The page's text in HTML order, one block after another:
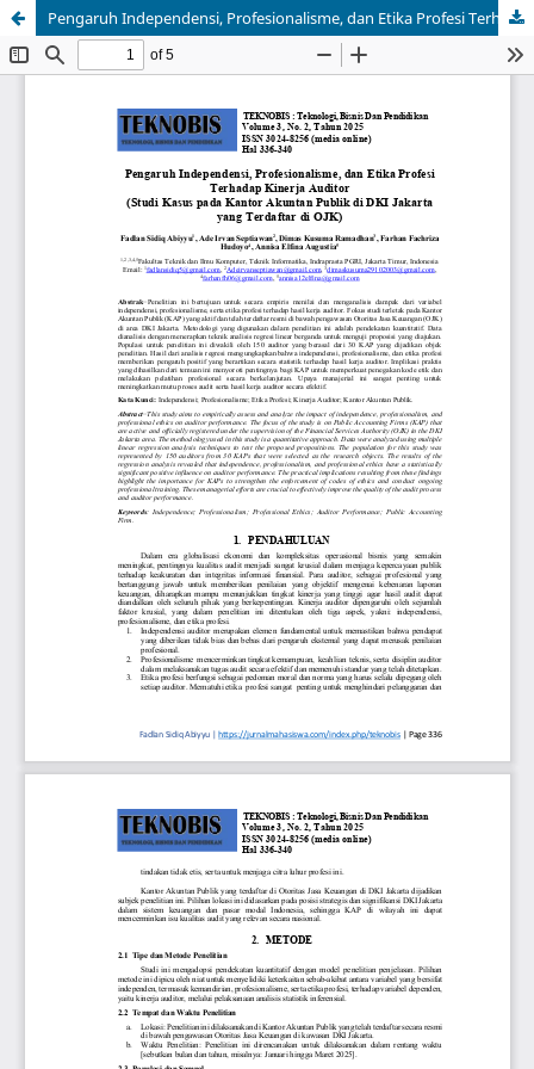
Pengaruh Independensi, Profesionalisme, dan Etika Profesi Terhadap Kinerja Auditor (Studi Kasus pada Kantor Akuntan Publik di DKI Jakarta yang Terdaftar di OJK)